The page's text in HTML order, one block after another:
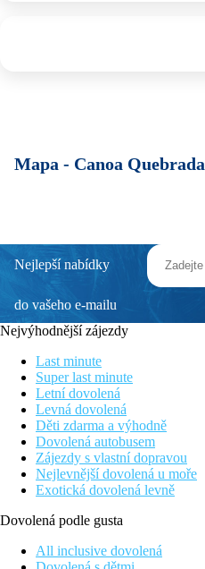
Mapa - Canoa Quebrada
Nejlepší nabídky
do vašeho e-mailu
Nejvýhodnější zájezdy
Last minute
Super last minute
Letní dovolená
Levná dovolená
Děti zdarma a výhodně
Dovolená autobusem
Zájezdy s vlastní dopravou
Nejlevnější dovolená u moře
Exotická dovolená levně
Dovolená podle gusta
All inclusive dovolená